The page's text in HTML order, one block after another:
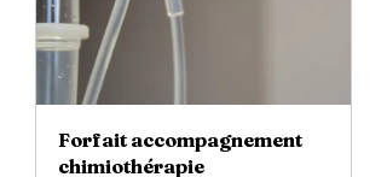
Forfait accompagnement
chimiothérapie